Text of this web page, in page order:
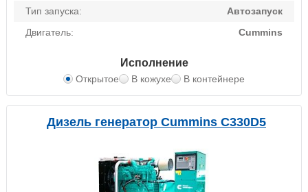
Тип запуска:
Автозапуск
Двигатель:
Cummins
Исполнение
Открытое В кожухе В контейнере
Дизель генератор Cummins C330D5